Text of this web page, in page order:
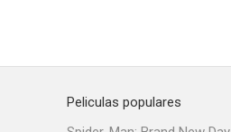
Peliculas populares